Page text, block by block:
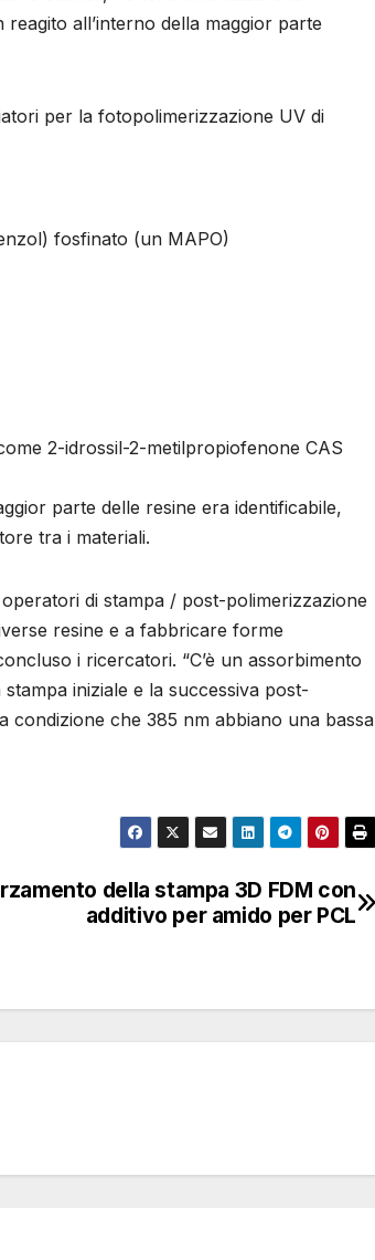
all’interno della maggior parte
per la fotopolimerizzazione UV di
fosfinato (un MAPO)
2-idrossil-2-metilpropiofenone CAS
parte delle resine era identificabile,
tra i materiali.
di stampa / post-polimerizzazione
resine e a fabbricare forme
i ricercatori. “C’è un assorbimento
iniziale e la successiva post-
condizione che 385 nm abbiano una bassa
della stampa 3D FDM con
additivo per amido per PCL